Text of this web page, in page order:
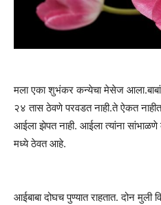
मला एका शुभंकर कन्येचा मेसेज
२४ तास ठेवणे परवडत नाही.ते ऐकत
आईला झेपत नाही. आईला त्यांना
मध्ये ठेवत आहे.
आईबाबा दोघच पुण्यात राहतात. दोन मुली